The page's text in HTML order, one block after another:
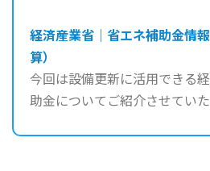
経済産業省｜省エネ補助金情
算）
今回は設備更新に活用できる
助金についてご紹介させていた